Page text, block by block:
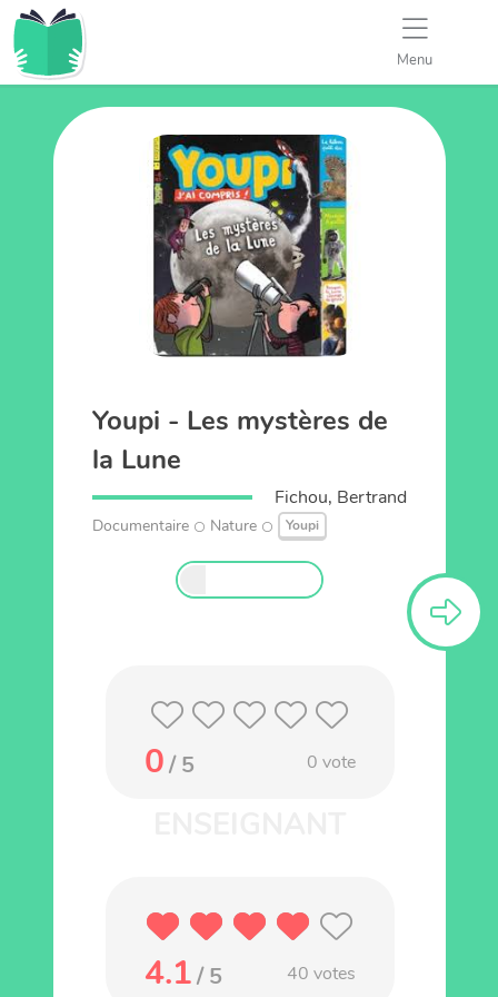
Menu
Youpi - Les mystères de
la Lune
Fichou, Bertrand
Documentaire Nature Youpi
0/ 5 0 vote
4.1/ 5 40 votes